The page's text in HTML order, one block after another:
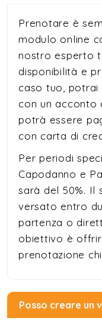
Prenotare è
modulo online
nostro esperto
disponibilità e
caso tuo,
con un acconto
potrà essere
con carta di
Per periodi
Capodanno e
sarà del 50%. Il
versato entro
partenza o
obiettivo è
prenotazione
Posso creare un